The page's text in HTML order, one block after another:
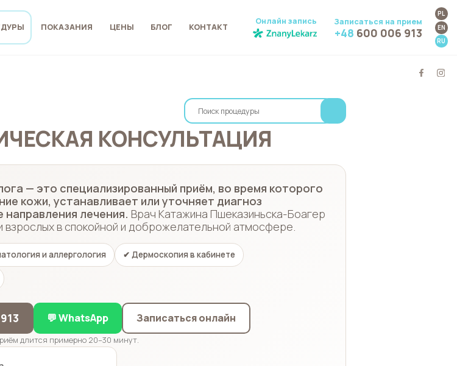
ПОКАЗАНИЯ ЦЕНЫ БЛОГ КОНТАКТ
Онлайн запись Записаться на прием
+48 600 006 913
PL
EN
RU
КОНСУЛЬТАЦИЯ
— это специализированный приём, во время которого
кожи, устанавливает или уточняет диагноз
лечения. Врач Катажина Пшеказиньска-Боагер
взрослых в спокойной и доброжелательной атмосфере.
и аллергология ✔ Дермоскопия в кабинете
💬 WhatsApp Записаться онлайн
длится примерно 20–30 минут.